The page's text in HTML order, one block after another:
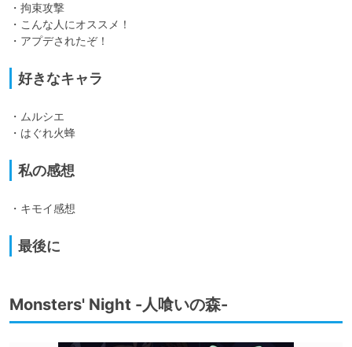
・拘束攻撃
・こんな人にオススメ！
・アプデされたぞ！
好きなキャラ
・ムルシエ
・はぐれ火蜂
私の感想
・キモイ感想
最後に
Monsters' Night -人喰いの森-